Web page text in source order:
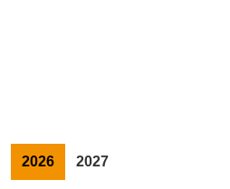
vanaf
2026
2027